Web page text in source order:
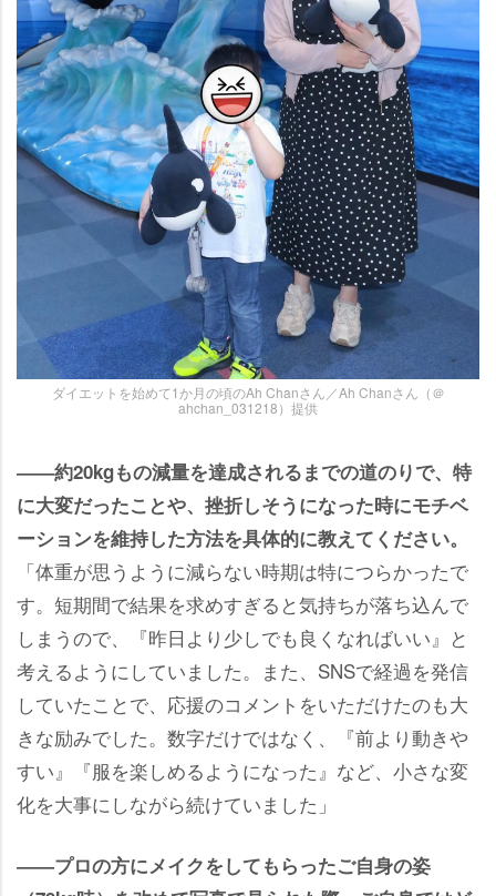
ダイエットを始めて1か月の頃のAh Chanさん／Ah Chanさん（＠
ahchan_031218）提供
――約20kgもの減量を達成されるまでの道のりで、特
に大変だったことや、挫折しそうになった時にモチベ
ーションを維持した方法を具体的に教えてください。
「体重が思うように減らない時期は特につらかったで
す。短期間で結果を求めすぎると気持ちが落ち込んで
しまうので、『昨日より少しでも良くなればいい』と
考えるようにしていました。また、SNSで経過を発信
していたことで、応援のコメントをいただけたのも大
きな励みでした。数字だけではなく、『前より動き
すい』『服を楽しめるようになった』など、小さな変
化を大事にしながら続けていました」
――プロの方にメイクをしてもらったご自身の姿